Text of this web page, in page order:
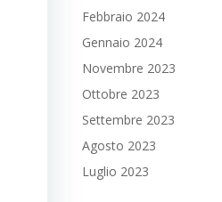
Febbraio 2024
Gennaio 2024
Novembre 2023
Ottobre 2023
Settembre 2023
Agosto 2023
Luglio 2023